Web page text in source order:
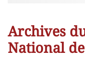
Archives
National